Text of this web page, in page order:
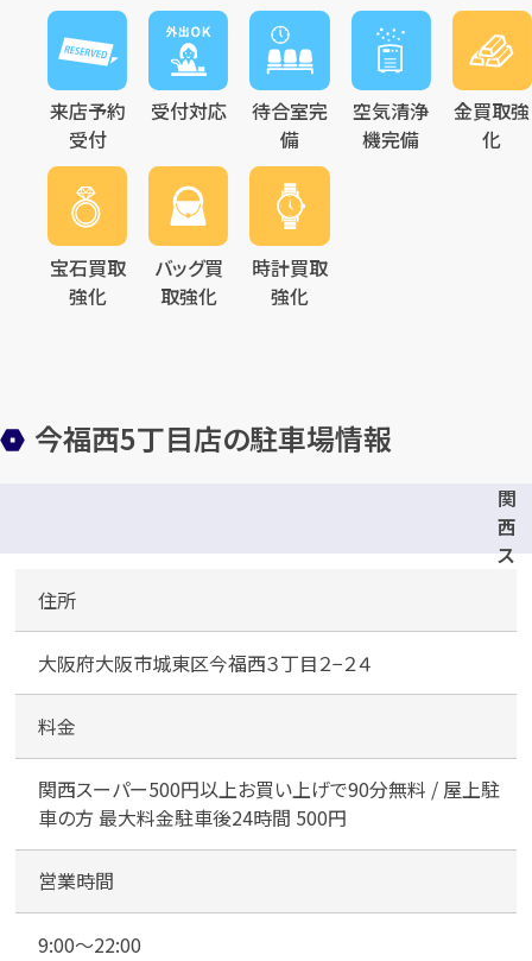
来店予約
受付
受付対応
待合室完
備
空気清浄
機完備
金買取強
化
宝石買取
強化
バッグ買
取強化
時計買取
強化
今福西5丁目店の駐車場情報
関
西
ス
ー
設
車
場
住所
大阪府大阪市城東区今福西３丁目２−２４
料金
関西スーパー500円以上お買い上げで90分無料 / 屋上駐
車の方 最大料金駐車後24時間 500円
営業時間
9:00～22:00